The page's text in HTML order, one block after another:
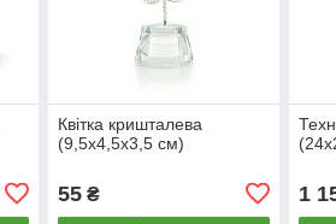
Квітка кришталева
(9,5х4,5х3,5 см)
55₴ 1